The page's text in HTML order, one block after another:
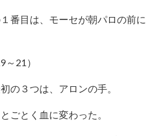
番目は、モーセが朝パロの前に
21）
の３つは、アロンの手。
ごとく血に変わった。